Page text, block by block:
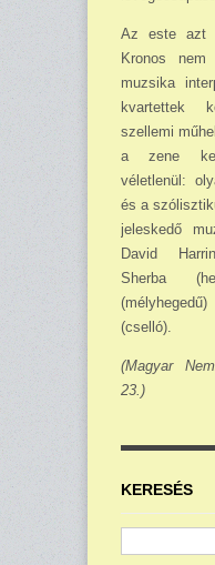
Az este azt
Kronos
muzsika
kvartettek
szellemi
a zene
véletlenül:
és a
jeleskedő
David
Sherba
(cselló).
(Magyar
23.)
KERESÉS